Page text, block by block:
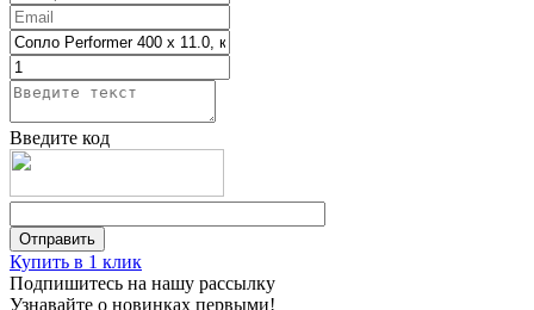
Введите код
Купить в 1 клик
Подпишитесь на нашу рассылку
Узнавайте о новинках первыми!